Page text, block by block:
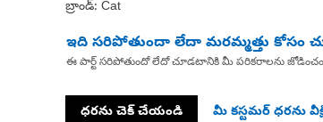
బ్రాండ్: Cat
ఇది సరిపోతుందా లేదా మరమ్మత్తు కోసం
ఈ పార్ట్ సరిపోతుందో లేదో చూడటానికి మీ పరికరాలను
ధరను చెక్ చేయండి మీ కస్టమర్ ధరను